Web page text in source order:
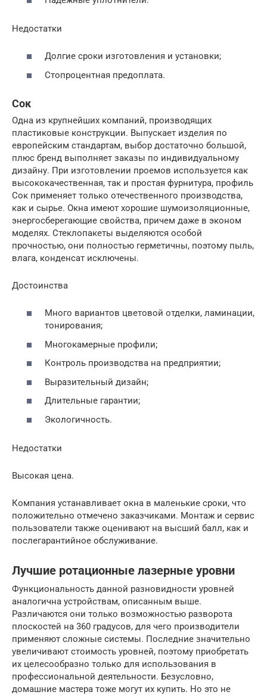
Недостатки
Долгие сроки изготовления и установки;
Стопроцентная предоплата.
Сок
Одна из крупнейших компаний, производящих
пластиковые конструкции. Выпускает изделия по
европейским стандартам, выбор достаточно большой,
плюс бренд выполняет заказы по индивидуальному
дизайну. При изготовлении проемов используется как
высококачественная, так и простая фурнитура, профиль
Сок применяет только отечественного производства,
как и сырье. Окна имеют хорошие шумоизоляционные,
энергосберегающие свойства, причем даже в эконом
моделях. Стеклопакеты выделяются особой
прочностью, они полностью герметичны, поэтому пыль,
влага, конденсат исключены.
Достоинства
Много вариантов цветовой отделки, ламинации,
тонирования;
Многокамерные профили;
Контроль производства на предприятии;
Выразительный дизайн;
Длительные гарантии;
Экологичность.
Недостатки
Высокая цена.
Компания устанавливает окна в маленькие сроки, что
положительно отмечено заказчиками. Монтаж и сервис
пользователи также оценивают на высший балл, как и
послегарантийное обслуживание.
Лучшие ротационные лазерные уровни
Функциональность данной разновидности уровней
аналогична устройствам, описанным выше.
Различаются они только возможностью разворота
плоскостей на 360 градусов, для чего производители
применяют сложные системы. Последние значительно
увеличивают стоимость уровней, поэтому приобретать
их целесообразно только для использования в
профессиональной деятельности. Безусловно,
домашние мастера тоже могут их купить. Но это не